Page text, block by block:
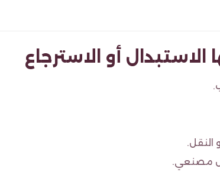
أو الاسترجاع
النقل.
مصنعي.